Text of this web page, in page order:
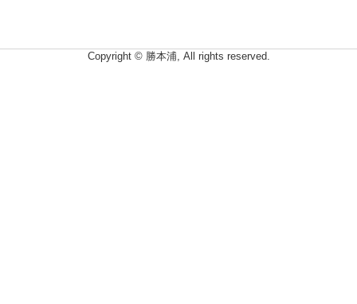
Copyright © 勝本浦, All rights reserved.